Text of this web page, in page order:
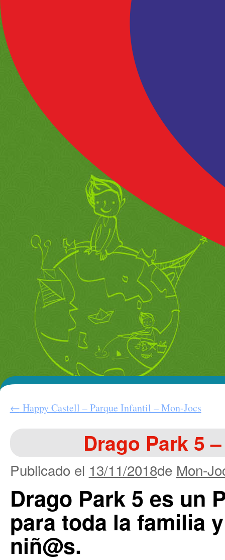
← Happy Castell – Parque Infantil – Mon-Jocs
Drago Park 5
Publicado el 13/11/2018de Mon-
Drago Park 5 es un
para toda la familia
niñ@s.